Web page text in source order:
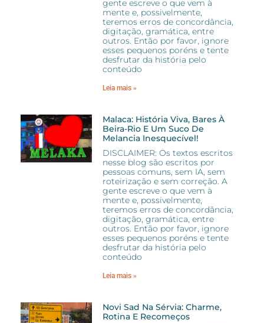
gente escreve o que vem à
mente e, possivelmente,
teremos erros de concordância,
digitação, gramática, entre
outros. Então por favor, ignore
esses pequenos poréns e tente
desfrutar da história pelo
conteúdo
Leia mais »
Malaca: História Viva, Bares À
Beira-Rio E Um Suco De
Melancia Inesquecível!
DISCLAIMER: Os textos escritos
nesse blog são escritos por
pessoas comuns, sem IA, sem
roteirização e sem correção. A
gente escreve o que vem à
mente e, possivelmente,
teremos erros de concordância,
digitação, gramática, entre
outros. Então por favor, ignore
esses pequenos poréns e tente
desfrutar da história pelo
conteúdo
Leia mais »
Novi Sad Na Sérvia: Charme,
Rotina E Recomeços